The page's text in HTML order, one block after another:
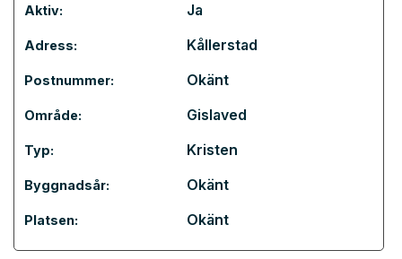
Aktiv: Ja
Adress: Kållerstad
Postnummer: Okänt
Område: Gislaved
Typ: Kristen
Byggnadsår: Okänt
Platsen: Okänt